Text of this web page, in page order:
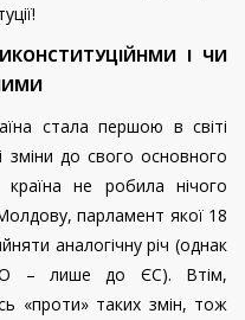
І ЧИ
стала першою в світі
до свого основного
не робила нічого
парламент якої 18
аналогічну річ (однак
– лише до ЄС). Втім,
«проти» таких змін, тож